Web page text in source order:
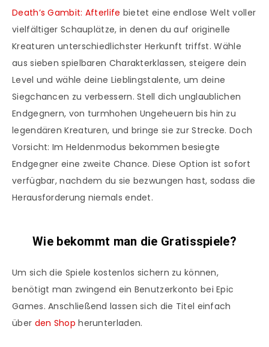
Death’s Gambit: Afterlife bietet eine endlose Welt voller
vielfältiger Schauplätze, in denen du auf originelle
Kreaturen unterschiedlichster Herkunft triffst. Wähle
aus sieben spielbaren Charakterklassen, steigere dein
Level und wähle deine Lieblingstalente, um deine
Siegchancen zu verbessern. Stell dich unglaublichen
Endgegnern, von turmhohen Ungeheuern bis hin zu
legendären Kreaturen, und bringe sie zur Strecke. Doch
Vorsicht: Im Heldenmodus bekommen besiegte
Endgegner eine zweite Chance. Diese Option ist sofort
verfügbar, nachdem du sie bezwungen hast, sodass die
Herausforderung niemals endet.
Wie bekommt man die Gratisspiele?
Um sich die Spiele kostenlos sichern zu können,
benötigt man zwingend ein Benutzerkonto bei Epic
Games. Anschließend lassen sich die Titel einfach
über den Shop herunterladen.